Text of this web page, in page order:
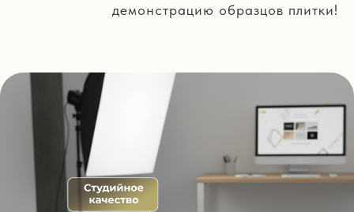
демонстрацию образцов плитки!